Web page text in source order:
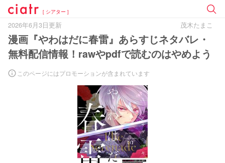
[ シアター ]
2026年6月3日更新 茂木たまこ
漫画『やわはだに春雷』あらすじネタバレ・
無料配信情報！rawやpdfで読むのはやめよう
このページにはプロモーションが含まれています